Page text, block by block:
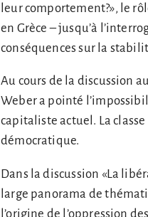
leur comportement?», le
en Grèce – jusqu’à
conséquences sur la
Au cours de la discussion
Weber a pointé
capitaliste actuel. La
démocratique.
Dans la discussion «La
large panorama de
l’origine de l’oppression